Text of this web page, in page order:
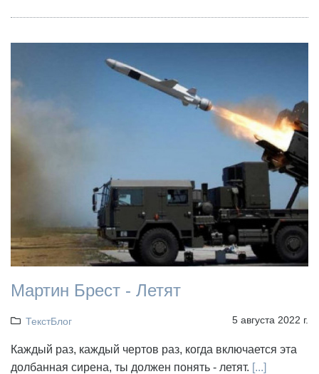
Мартин Брест - Летят
ТекстБлог 5 августа 2022 г.
Каждый раз, каждый чертов раз, когда включается эта
долбанная сирена, ты должен понять - летят. [...]